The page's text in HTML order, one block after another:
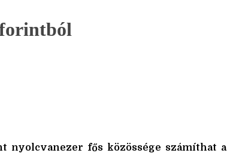
nyolcvanezer fős közössége számíthat a